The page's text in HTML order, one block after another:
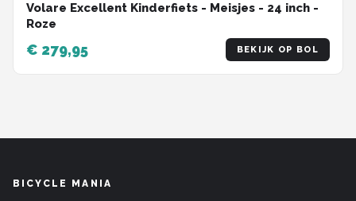
Volare Excellent Kinderfiets - Meisjes - 24 inch -
Roze
€ 279,95 BEKIJK OP BOL
BICYCLE MANIA